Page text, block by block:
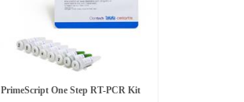
PrimeScript One Step RT-PCR Kit